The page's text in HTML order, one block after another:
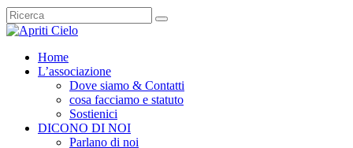
Home
L’associazione
Dove siamo & Contatti
cosa facciamo e statuto
Sostienici
DICONO DI NOI
Parlano di noi